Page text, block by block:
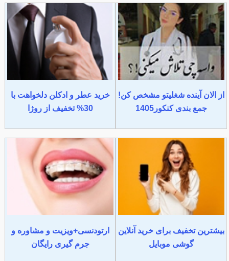
از الان آینده شغلیتو مشخص کن!
جمع بندی کنکور1405
خرید عطر و ادکلن دلخواهت با
30% تخفیف از روژا
بیشترین تخفیف برای خرید آنلاین
گوشی موبایل
ارتودنسی+ویزیت و مشاوره و
جرم گیری رایگان